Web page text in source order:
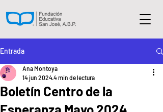
Entrada
Boletín Centro de la
Ana Montoya
14 jun 20244 min de lectura